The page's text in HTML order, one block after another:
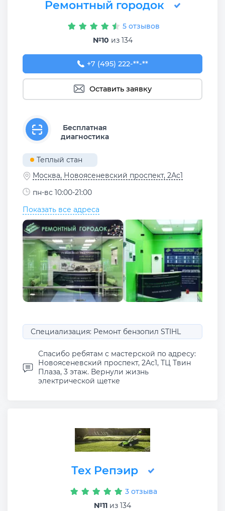
Ремонтный городок
5 отзывов
№10 из 134
+7 (495) 222-07-17
+7 (495) 222-**-**
Оставить заявку
Бесплатная
диагностика
Теплый стан
Москва, Новоясеневский проспект, 2Ас1
пн-вс 10:00-21:00
Показать все адреса
Специализация: Ремонт бензопил STIHL
Спасибо ребятам с мастерской по адресу:
Новоясеневский проспект, 2Ас1, ТЦ Твин
Плаза, 3 этаж. Вернули жизнь
электрической щетке
Тех Репэир
3 отзыва
№11 из 134